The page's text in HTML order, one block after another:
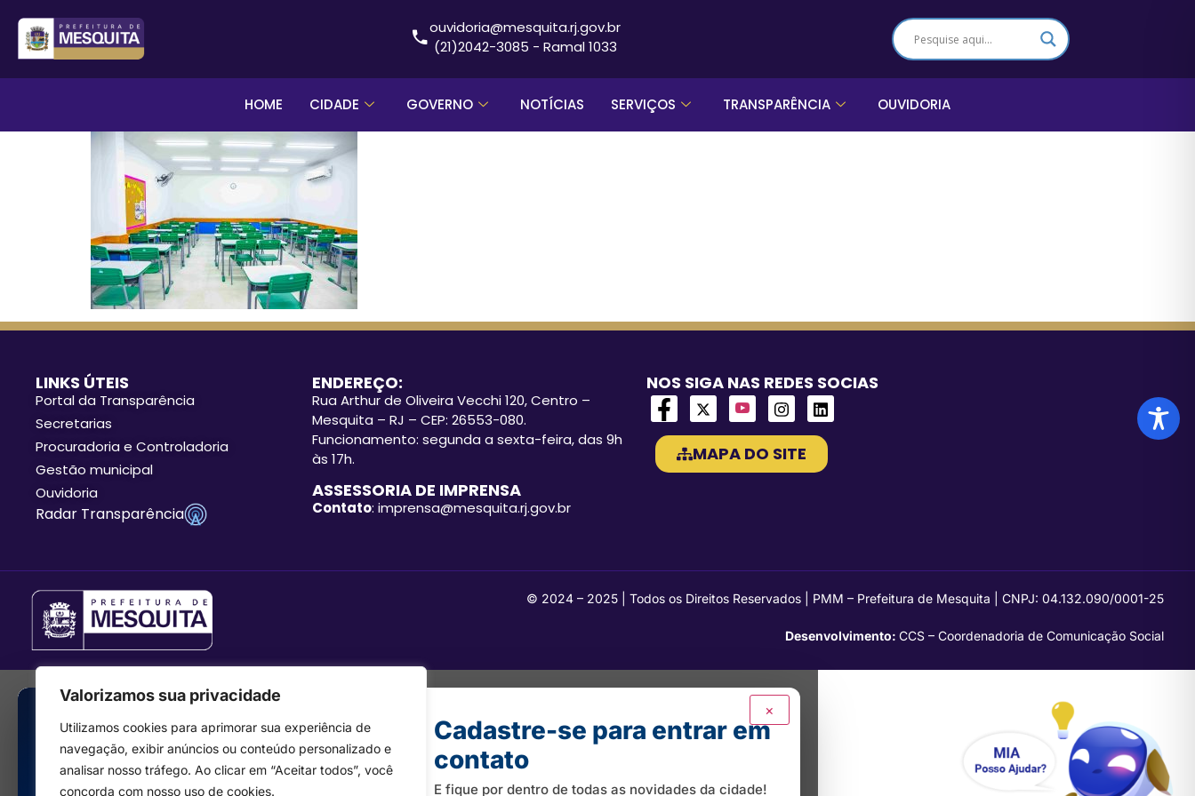
Valorizamos sua privacidade
Utilizamos cookies para aprimorar sua experiência de
navegação, exibir anúncios ou conteúdo personalizado e
analisar nosso tráfego. Ao clicar em “Aceitar todos”, você
concorda com nosso uso de cookies.
ouvidoria@mesquita.rj.gov.br
(21)2042-3085 - Ramal 1033
HOME CIDADE GOVERNO NOTÍCIAS SERVIÇOS TRANSPARÊNCIA OUVIDORIA
LINKS ÚTEIS
Portal da Transparência
Secretarias
Procuradoria e Controladoria
Gestão municipal
Ouvidoria
Radar Transparência
ENDEREÇO:
Rua Arthur de Oliveira Vecchi 120, Centro –
Mesquita – RJ – CEP: 26553-080.
Funcionamento: segunda a sexta-feira, das 9h
às 17h.
ASSESSORIA DE IMPRENSA
Contato: imprensa@mesquita.rj.gov.br
NOS SIGA NAS REDES SOCIAS
MAPA DO SITE
© 2024 – 2025 | Todos os Direitos Reservados | PMM – Prefeitura de Mesquita | CNPJ: 04.132.090/0001-25
Desenvolvimento:CCS – Coordenadoria de Comunicação Social
×
Cadastre-se para entrar em
contato
E fique por dentro de todas as novidades da cidade!